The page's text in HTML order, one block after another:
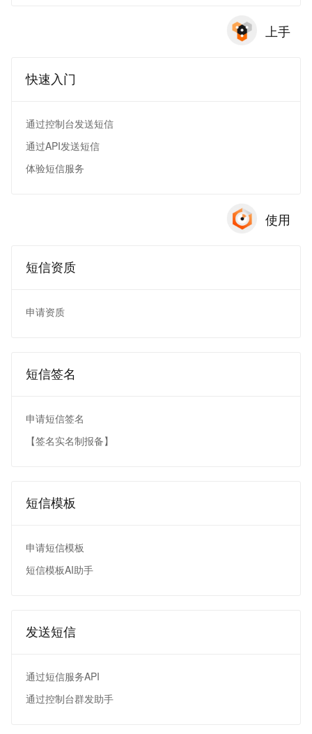
上手
快速入门
通过控制台发送短信
通过API发送短信
体验短信服务
使用
短信资质
申请资质
短信签名
申请短信签名
【签名实名制报备】
短信模板
申请短信模板
短信模板AI助手
发送短信
通过短信服务API
通过控制台群发助手